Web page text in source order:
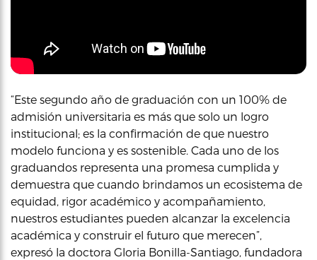
“Este segundo año de graduación con un 100% de
admisión universitaria es más que solo un logro
institucional; es la confirmación de que nuestro
modelo funciona y es sostenible. Cada uno de los
graduandos representa una promesa cumplida y
demuestra que cuando brindamos un ecosistema de
equidad, rigor académico y acompañamiento,
nuestros estudiantes pueden alcanzar la excelencia
académica y construir el futuro que merecen”,
expresó la doctora Gloria Bonilla-Santiago, fundadora